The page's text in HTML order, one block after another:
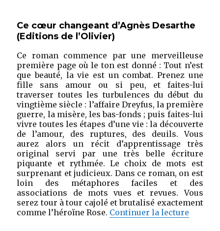
Marcus
Malte
Zulma)
Ce cœur changeant d’Agnès Desarthe
(Editions de l’Olivier)
Ce roman commence par une merveilleuse
première page où le ton est donné : Tout n’est
que beauté, la vie est un combat. Prenez une
fille sans amour ou si peu, et faites-lui
traverser toutes les turbulences du début du
vingtième siècle : l’affaire Dreyfus, la première
guerre, la misère, les bas-fonds ; puis faites-lui
vivre toutes les étapes d’une vie : la découverte
de l’amour, des ruptures, des deuils. Vous
aurez alors un récit d’apprentissage très
original servi par une très belle écriture
piquante et rythmée. Le choix de mots est
surprenant et judicieux. Dans ce roman, on est
loin des métaphores faciles et des
associations de mots vues et revues. Vous
serez tour à tour cajolé et brutalisé exactement
comme l’héroïne Rose. Continuer la lecture